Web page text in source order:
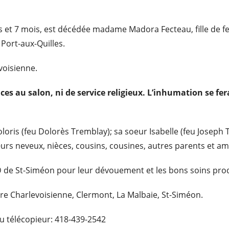
et 7 mois, est décédée madame Madora Fecteau, fille
aux-Quilles.
au salon, ni de service religieux. L’inhumation se
(feu Dolorès Tremblay); sa soeur Isabelle (feu Joseph
neveux, nièces, cousins, cousines, autres parents et
St-Siméon pour leur dévouement et les bons soins
Charlevoisienne, Clermont, La Malbaie, St-Siméon.
télécopieur: 418-439-2542